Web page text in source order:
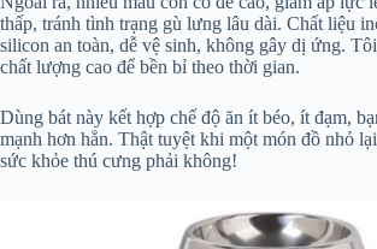
thấp, tránh tình trạng gù lưng lâu dài. Chất liệu
silicon an toàn, dễ vệ sinh, không gây dị ứng.
chất lượng cao để bền bỉ theo thời gian.
Dùng bát này kết hợp chế độ ăn ít béo, ít đạm,
mạnh hơn hẳn. Thật tuyệt khi một món đồ nhỏ
sức khỏe thú cưng phải không!